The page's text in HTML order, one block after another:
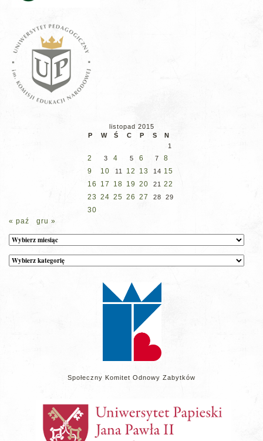
listopad 2015
P
W Ś C P S
N
1
2 3 4 5 6 7
8
9
10 11 12 13 14 15
16
17 18 19 20 21 22
23 24 25 26 27 28 29
30
« paź
gru »
Archiwum
Kategorie
wpisów
Społeczny Komitet Odnowy Zabytków